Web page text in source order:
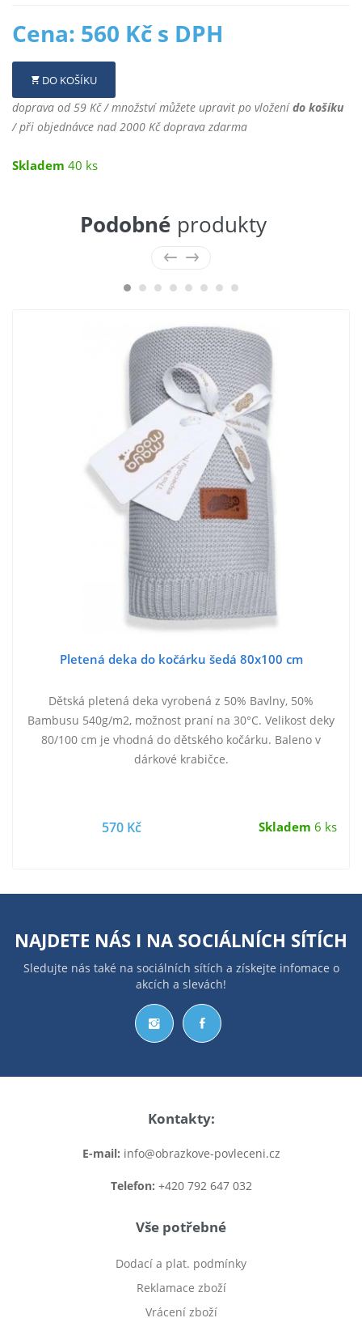
Cena: 560 Kč s DPH
DO KOŠÍKU
doprava od 59 Kč / množství můžete upravit po vloženído košíku
/ při objednávce nad 2000 Kč doprava zdarma
Skladem 40 ks
Podobné produkty
Pletená deka do kočárku šedá 80x100 cm
Dětská pletená deka vyrobená z 50% Bavlny, 50%
Bambusu 540g/m2, možnost praní na 30°C. Velikost deky
80/100 cm je vhodná do dětského kočárku. Baleno v
dárkové krabičce.
570 Kč Skladem 6 ks
NAJDETE NÁS I NA SOCIÁLNÍCH SÍTÍCH
Sledujte nás také na sociálních sítích a získejte infomace o
akcích a slevách!
Kontakty:
E-mail: info@obrazkove-povleceni.cz
Telefon: +420 792 647 032
Vše potřebné
Dodací a plat. podmínky
Reklamace zboží
Vrácení zboží